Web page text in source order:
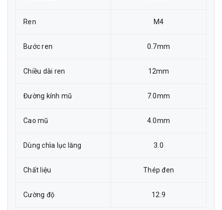
Ren M4
Bước ren 0.7mm
Chiều dài ren 12mm
Đường kính mũ 7.0mm
Cao mũ 4.0mm
Dùng chìa lục lăng 3.0
Chất liệu Thép đen
Cường độ 12.9